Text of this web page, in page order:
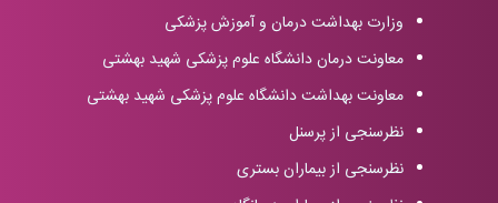
وزارت بهداشت درمان و آموزش پزشکی
معاونت درمان دانشگاه علوم پزشکی شهید بهشتی
معاونت بهداشت دانشگاه علوم پزشکی شهید بهشتی
نظرسنجی از پرسنل
نظرسنجی از بیماران بستری